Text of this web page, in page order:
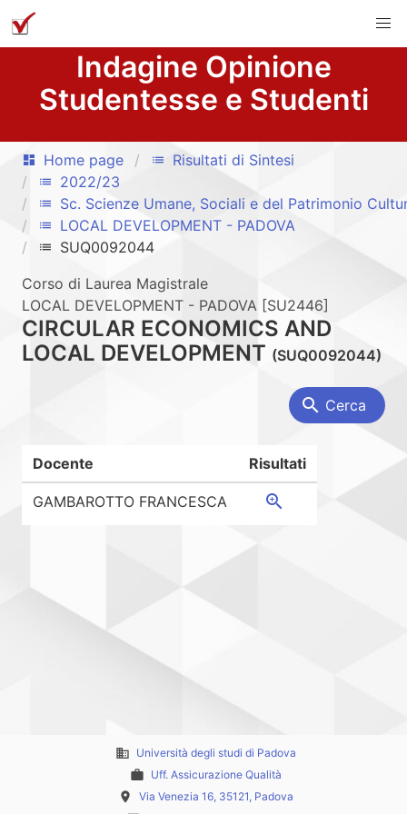
Indagine Opinione
Studentesse e Studenti
dashboard Home page list Risultati di Sintesi
list 2022/23
list Sc. Scienze Umane, Sociali e del Patrimonio
list LOCAL DEVELOPMENT - PADOVA
list
SUQ0092044
Corso di Laurea Magistrale
LOCAL DEVELOPMENT - PADOVA [SU2446]
CIRCULAR ECONOMICS AND
LOCAL DEVELOPMENT (SUQ0092044)
search Cerca
Docente Risultati
GAMBAROTTO FRANCESCA zoom_in
business Università degli studi di Padova
work Uff. Assicurazione Qualità
place Via Venezia 16, 35121, Padova